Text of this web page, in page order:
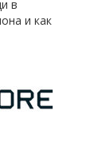
в
и как